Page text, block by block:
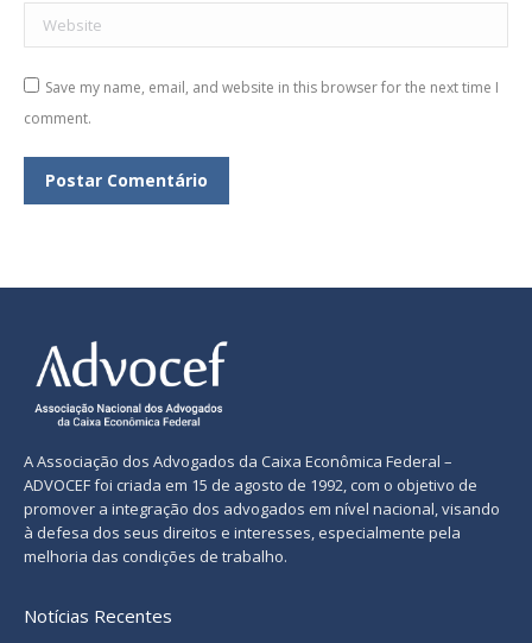
Website
Save my name, email, and website in this browser for the next time I
comment.
Postar Comentário
A Associação dos Advogados da Caixa Econômica Federal –
ADVOCEF foi criada em 15 de agosto de 1992, com o objetivo de
promover a integração dos advogados em nível nacional, visando
à defesa dos seus direitos e interesses, especialmente pela
melhoria das condições de trabalho.
Notícias Recentes